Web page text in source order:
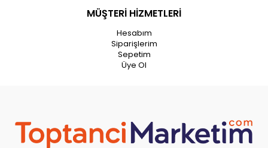
MÜŞTERİ HİZMETLERİ
Hesabım
Siparişlerim
Sepetim
Üye Ol